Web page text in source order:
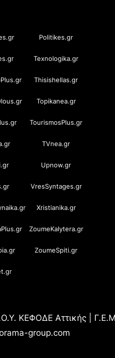
Politikes.gr
Texnologika.gr
Thisishellas.gr
Topikanea.gr
TourismosPlus.gr
TVnea.gr
Upnow.gr
VresSyntages.gr
Xristianika.gr
ZoumeKalytera.gr
ZoumeSpiti.gr
ΚΕΦΟΔΕ Αττικής |
group.com